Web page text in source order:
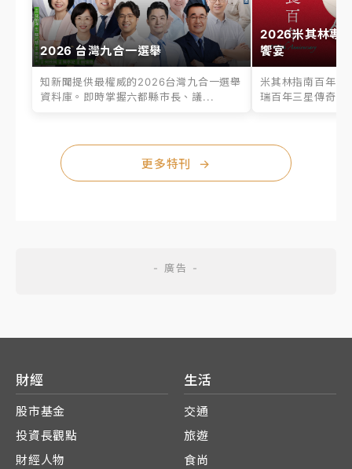
2026 台灣九合一選舉
知新聞提供最權威的2026台灣九合一選舉
資料庫。即時掌握六都縣市長、議...
2026米其林專
饗宴
米其林指南百年之
瑞百年三星傳奇、
更多特刊 →
財經
股市基金
投資長觀點
財經人物
生活
交通
旅遊
食尚